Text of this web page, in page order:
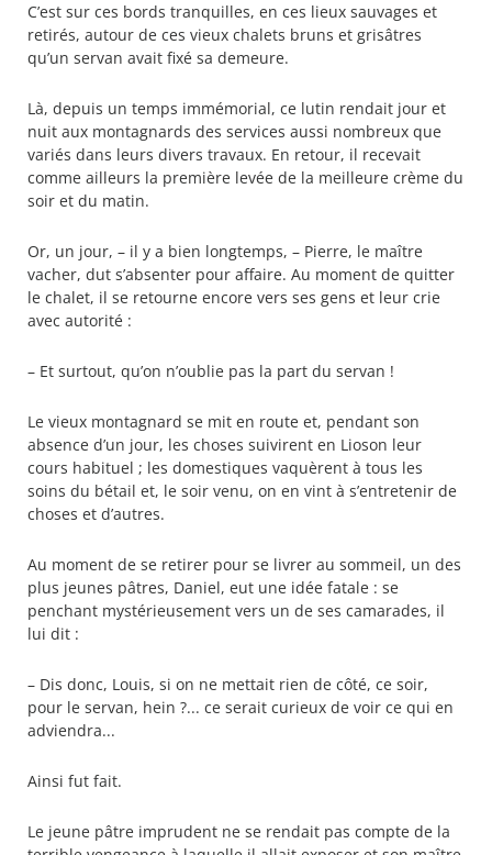
C’est sur ces bords tranquilles, en ces lieux sauvages et
retirés, autour de ces vieux chalets bruns et grisâtres
qu’un servan avait fixé sa demeure.
Là, depuis un temps immémorial, ce lutin rendait jour et
nuit aux montagnards des services aussi nombreux que
variés dans leurs divers travaux. En retour, il recevait
comme ailleurs la première levée de la meilleure crème du
soir et du matin.
Or, un jour, – il y a bien longtemps, – Pierre, le maître
vacher, dut s’absenter pour affaire. Au moment de quitter
le chalet, il se retourne encore vers ses gens et leur crie
avec autorité :
– Et surtout, qu’on n’oublie pas la part du servan !
Le vieux montagnard se mit en route et, pendant son
absence d’un jour, les choses suivirent en Lioson leur
cours habituel ; les domestiques vaquèrent à tous les
soins du bétail et, le soir venu, on en vint à s’entretenir de
choses et d’autres.
Au moment de se retirer pour se livrer au sommeil, un des
plus jeunes pâtres, Daniel, eut une idée fatale : se
penchant mystérieusement vers un de ses camarades, il
lui dit :
– Dis donc, Louis, si on ne mettait rien de côté, ce soir,
pour le servan, hein ?... ce serait curieux de voir ce qui en
adviendra...
Ainsi fut fait.
Le jeune pâtre imprudent ne se rendait pas compte de la